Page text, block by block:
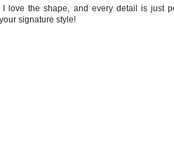
love the shape, and every detail is just
signature style!